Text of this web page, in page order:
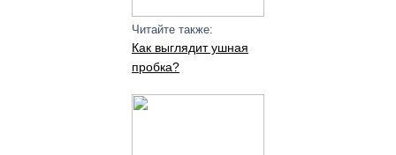
Читайте также:
Как выглядит ушная
пробка?